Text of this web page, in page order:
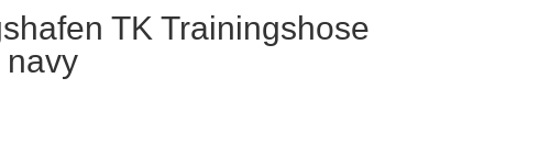
TK Trainingshose
navy